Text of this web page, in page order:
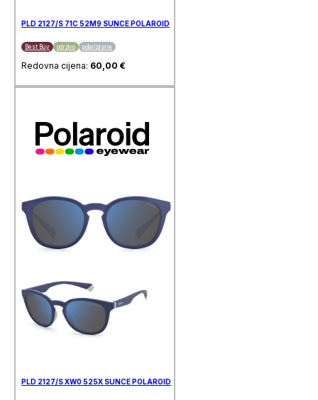
PLD 2127/S 71C 52M9 SUNCE POLAROID
Best Buy održivo polarizirane
Redovna cijena: 60,00 €
PLD 2127/S XW0 525X SUNCE POLAROID